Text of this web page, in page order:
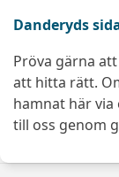
Danderyds
Pröva gärna
att hitta rätt.
hamnat här
till oss genom